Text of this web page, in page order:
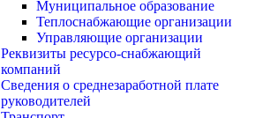
Муниципальное образование
Теплоснабжающие организации
Управляющие организации
Реквизиты ресурсо-снабжающий
компаний
Сведения о среднезаработной плате
руководителей